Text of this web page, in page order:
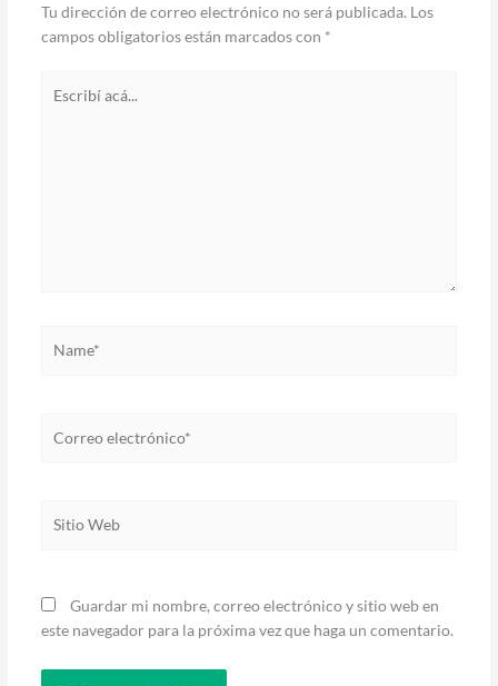
Tu dirección de correo electrónico no será publicada. Los
campos obligatorios están marcados con *
acá...
electrónico*
Web
Guardar mi nombre, correo electrónico y sitio web en
este navegador para la próxima vez que haga un comentario.